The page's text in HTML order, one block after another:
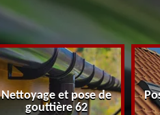
Nettoyage et pose de
gouttière 62